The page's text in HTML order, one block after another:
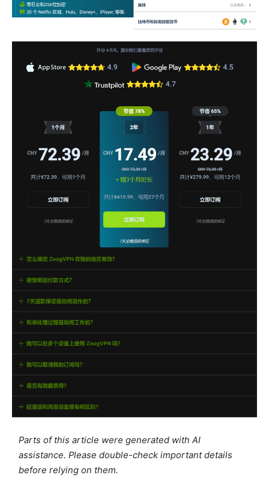
Parts of this article were generated with AI
assistance. Please double-check important details
before relying on them.